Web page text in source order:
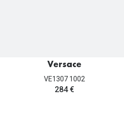
Versace
VE1307 1002
284 €